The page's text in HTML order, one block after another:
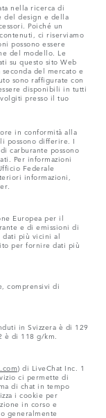
nella ricerca di
del design e della
Poiché un
ci riserviamo
possono essere
del modello. Le
su questo sito Web
del mercato e
sono raffigurate con
disponibili in tutti
presso il tuo
in conformità alla
possono differire. I
carburante possono
Per informazioni
Federale
informazioni,
Europea per il
e di emissioni di
dati più vicini al
per fornire dati più
comprensivi di
in Svizzera è di 129
di 118 g/km.
) di LiveChat Inc. 1
ci permette di
di chat in tempo
i cookie per
in corso e
generalmente